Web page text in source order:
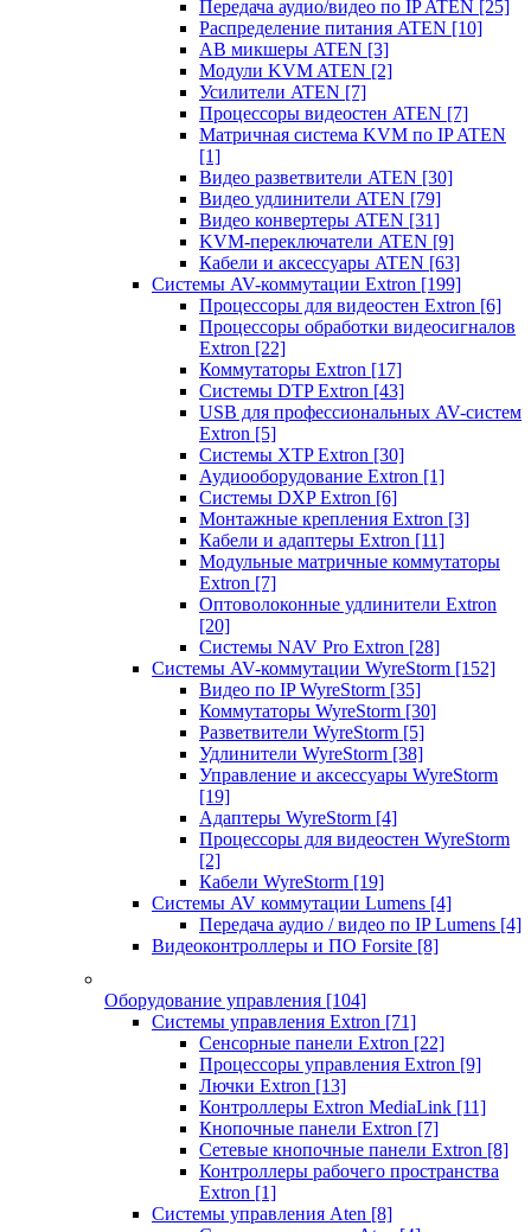
Передача аудио/видео по IP ATEN [25]
Распределение питания ATEN [10]
АВ микшеры ATEN [3]
Модули KVM ATEN [2]
Усилители ATEN [7]
Процессоры видеостен ATEN [7]
Матричная система KVM по IP ATEN
[1]
Видео разветвители ATEN [30]
Видео удлинители ATEN [79]
Видео конвертеры ATEN [31]
KVM-переключатели ATEN [9]
Кабели и аксессуары ATEN [63]
Системы AV-коммутации Extron [199]
Процессоры для видеостен Extron [6]
Процессоры обработки видеосигналов
Extron [22]
Коммутаторы Extron [17]
Системы DTP Extron [43]
USB для профессиональных AV-систем
Extron [5]
Системы XTP Extron [30]
Аудиооборудование Extron [1]
Системы DXP Extron [6]
Монтажные крепления Extron [3]
Кабели и адаптеры Extron [11]
Модульные матричные коммутаторы
Extron [7]
Оптоволоконные удлинители Extron
[20]
Системы NAV Pro Extron [28]
Системы AV-коммутации WyreStorm [152]
Видео по IP WyreStorm [35]
Коммутаторы WyreStorm [30]
Разветвители WyreStorm [5]
Удлинители WyreStorm [38]
Управление и аксессуары WyreStorm
[19]
Адаптеры WyreStorm [4]
Процессоры для видеостен WyreStorm
[2]
Кабели WyreStorm [19]
Системы AV коммутации Lumens [4]
Передача аудио / видео по IP Lumens [4]
Видеоконтроллеры и ПО Forsite [8]
Оборудование управления [104]
Системы управления Extron [71]
Сенсорные панели Extron [22]
Процессоры управления Extron [9]
Лючки Extron [13]
Контроллеры Extron MediaLink [11]
Кнопочные панели Extron [7]
Сетевые кнопочные панели Extron [8]
Контроллеры рабочего пространства
Extron [1]
Системы управления Aten [8]